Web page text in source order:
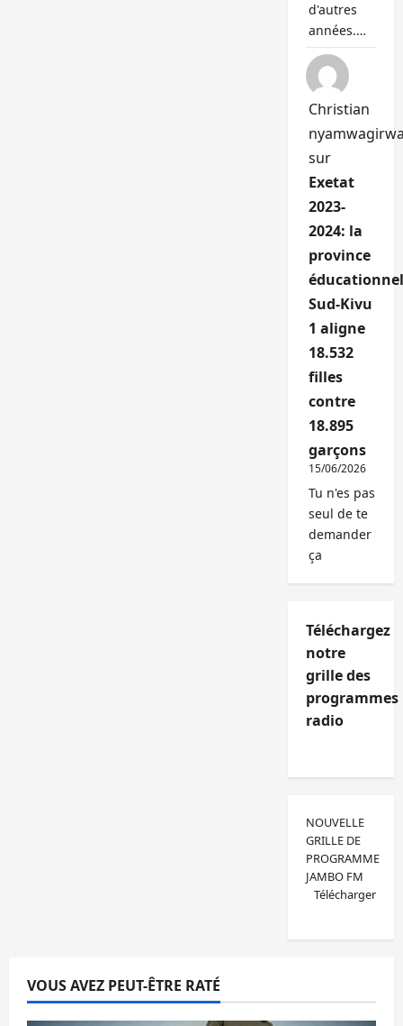
d'autres
années.…
Christian
sur
Exetat
2023-
2024: la
province
Sud-Kivu
1 aligne
18.532
filles
contre
18.895
garçons
15/06/2026
Tu n'es pas
seul de te
demander
ça
Téléchargez
notre
grille des
programmes
radio
NOUVELLE
GRILLE DE
PROGRAMME
JAMBO FM
Télécharger
VOUS AVEZ PEUT-ÊTRE RATÉ